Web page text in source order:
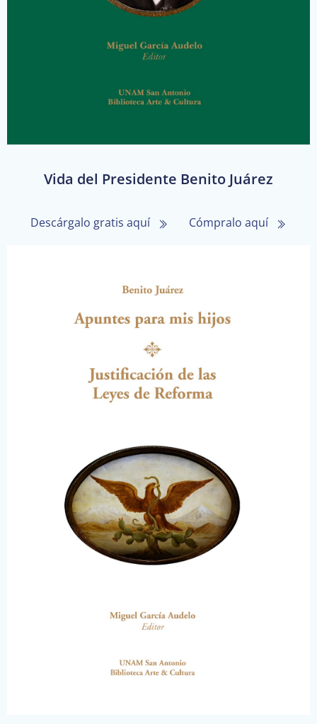
Vida del Presidente Benito Juárez
Descárgalo gratis aquí Cómpralo aquí